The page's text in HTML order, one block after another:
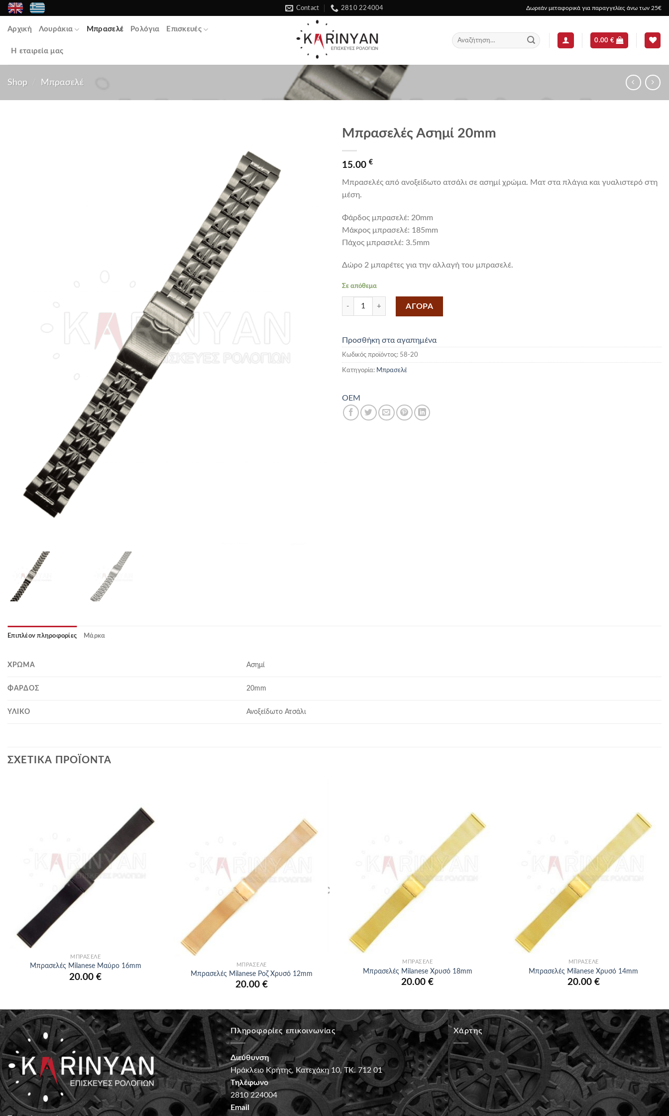
Skip
to
content
Contact 2810 224004 Δωρεάν μεταφορικά για παραγγελίες άνω των 25€
Αρχική Λουράκια Μπρασελέ Ρολόγια Επισκευές
Η εταιρεία μας
Αναζήτηση
για:
0.00€
Shop Μπρασελέ
Μπρασελές Ασημί 20mm
15.00 €
Μπρασελές από ανοξείδωτο ατσάλι σε ασημί χρώμα. Ματ στα πλάγια και γυαλιστερό στη
μέση.
Φάρδος μπρασελέ: 20mm
Mάκρος μπρασελέ: 185mm
Πάχος μπρασελέ: 3.5mm
Δώρο 2 μπαρέτες για την αλλαγή του μπρασελέ.
Σε απόθεμα
ΑΓΟΡΑ
Προσθήκη στα αγαπημένα
Κωδικός προϊόντος: 58-20
Κατηγορία: Μπρασελέ
OEM
Επιπλέον πληροφορίες Μάρκα
ΧΡΏΜΑ Ασημί
ΦΆΡΔΟΣ 20mm
ΥΛΙΚΌ Ανοξείδωτο Ατσάλι
ΣΧΕΤΙΚΆ ΠΡΟΪΌΝΤΑ
στα
αγαπημένα
+
ΜΠΡΑΣΕΛΈ
Μπρασελές Milanese Μαύρο 16mm
20.00€
αγαπημένα
+
ΜΠΡΑΣΕΛΈ
Μπρασελές Milanese Ροζ Χρυσό 12mm
20.00 €
στα
αγαπημένα
+
ΜΠΡΑΣΕΛΈ
Μπρασελές Milanese Χρυσό 18mm
20.00€
στα
αγαπημένα
+
ΜΠΡΑΣΕΛΈ
Μπρασελές Milanese Χρυσό 14mm
20.00 €
Πληροφορίες επικοινωνίας
Διεύθυνση
Ηράκλειο Κρήτης, Κατεχάκη 10, ΤΚ. 712 01
Τηλέφωνο
2810 224004
Email
Χάρτης